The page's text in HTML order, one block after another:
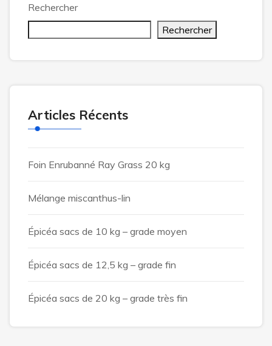
Rechercher
Rechercher
Articles Récents
Foin Enrubanné Ray Grass 20 kg
Mélange miscanthus-lin
Épicéa sacs de 10 kg – grade moyen
Épicéa sacs de 12,5 kg – grade fin
Épicéa sacs de 20 kg – grade très fin